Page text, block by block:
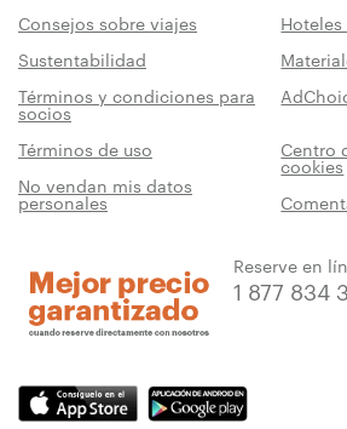
Consejos sobre viajes
Sustentabilidad
Términos y condiciones para
socios
Términos de uso Centro
cookies
No vendan mis datos
personales
Reserve en
1 877 834